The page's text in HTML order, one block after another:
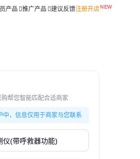
产品 推广产品 建议反馈注册开店
帮您智能匹配合适商家
中，信息仅用于商家与您联系